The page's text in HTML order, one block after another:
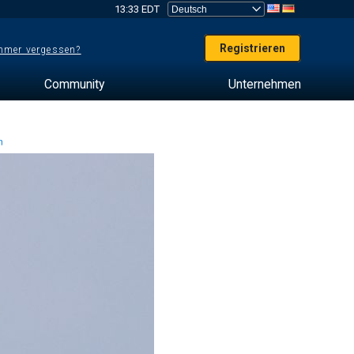
13:33 EDT
vergessen? Registrieren
Community Unternehmen